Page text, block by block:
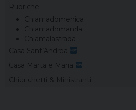
Rubriche
Chiamadomenica
Chiamadomanda
Chiamalastrada
Casa Sant’Andrea
Casa Marta e Maria
Chierichetti & Ministranti